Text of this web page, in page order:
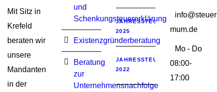
Mit Sitz in
Krefeld
beraten wir
unsere
Mandanten
in der
und
Schenkungsteuererklärung
Existenzgründerberatung
Beratung
zur
Unternehmensnachfolge
JAHRESSTEUERGESETZ
2025
JAHRESSTEUERGESETZ
2022
mum.de
Mo - Do
08:00-
17:00